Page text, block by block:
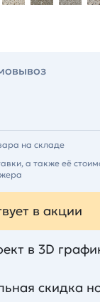
на складе
а также её
в акции
в 3D
скидка